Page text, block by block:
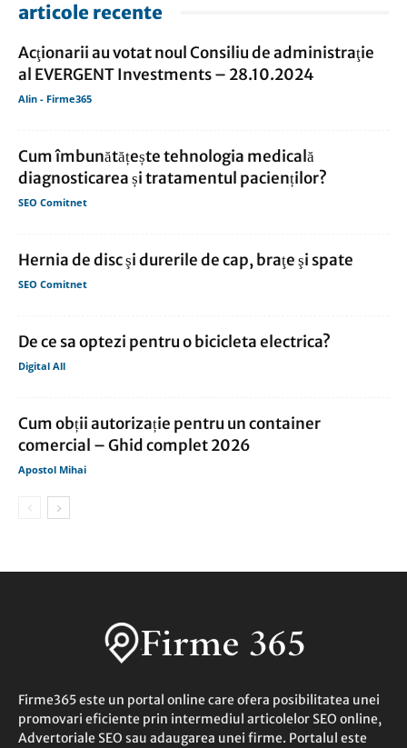
articole recente
Acţionarii au votat noul Consiliu de administraţie
al EVERGENT Investments – 28.10.2024
Alin - Firme365
Cum îmbunătățește tehnologia medicală
diagnosticarea și tratamentul pacienților?
SEO Comitnet
Hernia de disc şi durerile de cap, braţe şi spate
SEO Comitnet
De ce sa optezi pentru o bicicleta electrica?
Digital All
Cum obții autorizație pentru un container
comercial – Ghid complet 2026
Apostol Mihai
Firme365 este un portal online care ofera posibilitatea unei
promovari eficiente prin intermediul articolelor SEO online,
Advertoriale SEO sau adaugarea unei firme. Portalul este